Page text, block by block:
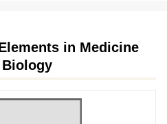
in Medicine